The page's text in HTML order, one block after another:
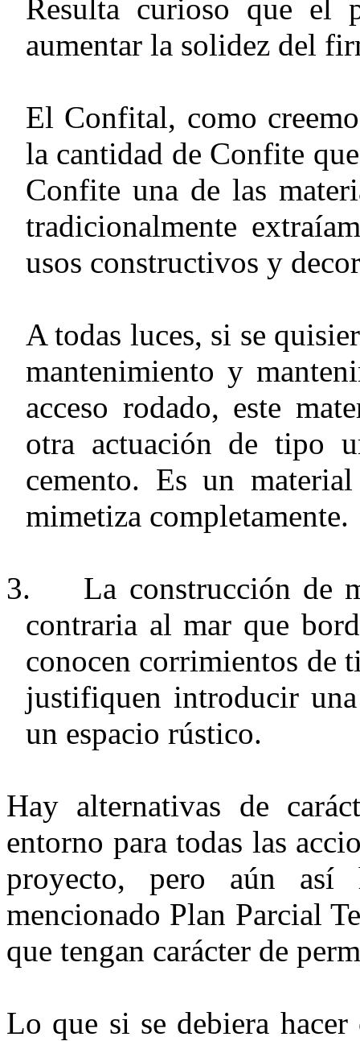
Resulta curioso que el
aumentar la solidez del
El Confital, como
la cantidad de Confite
Confite una de las
tradicionalmente
usos constructivos y
A todas luces, si se
mantenimiento y
acceso rodado, este
otra actuación de tipo
cemento. Es un
mimetiza completamente.
3.
La construcción de
contraria al mar que
conocen corrimientos de
justifiquen introducir
un espacio rústico.
Hay alternativas de
entorno para todas las
proyecto, pero aún
mencionado Plan Parcial
que tengan carácter de
Lo que si se debiera